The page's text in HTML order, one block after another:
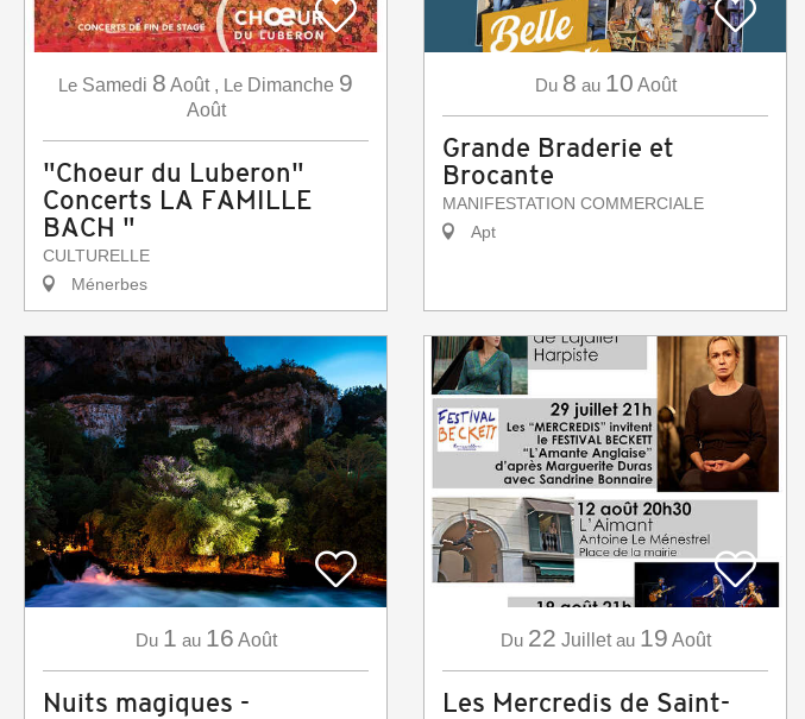
Le Samedi 8 Août, Le Dimanche 9
Août
"Choeur du Luberon"
Concerts LA FAMILLE
BACH "
CULTURELLE
Ménerbes
Du 8 au 10 Août
Grande Braderie et
Brocante
MANIFESTATION COMMERCIALE
Apt
Du 1 au 16 Août
Nuits magiques -
Du 22 Juillet au 19 Août
Les Mercredis de Saint-